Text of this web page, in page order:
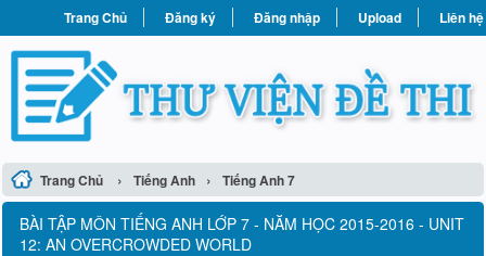
Trang Chủ Đăng ký Đăng nhập Upload Liên hệ
Trang Chủ › Tiếng Anh › Tiếng Anh 7
BÀI TẬP MÔN TIẾNG ANH LỚP 7 - NĂM HỌC 2015-2016 - UNIT
12: AN OVERCROWDED WORLD